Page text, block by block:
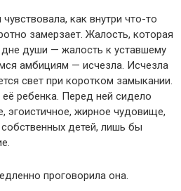
как внутри что-то
замерзает. Жалость, которая
души — жалость к уставшему
амбициям — исчезла. Исчезла
свет при коротком замыкании.
ребенка. Перед ней сидело
эгоистичное, жирное чудовище,
детей, лишь бы
проговорила она.